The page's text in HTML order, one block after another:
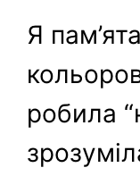
Я
робила